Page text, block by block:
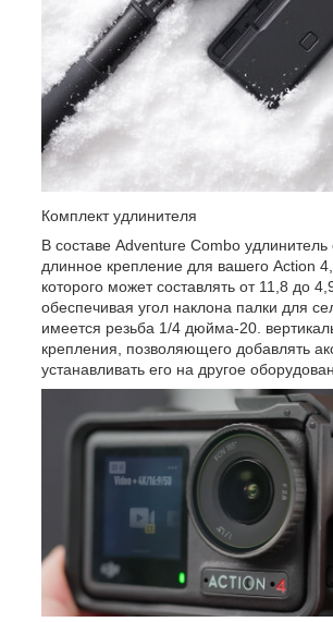
Комплект удлинителя
В составе Adventure Combo удлинитель
длинное крепление для вашего Action
которого может составлять от 11,8 до
обеспечивая угол наклона палки для
имеется резьба 1/4 дюйма-20.
крепления, позволяющего добавлять
устанавливать его на другое